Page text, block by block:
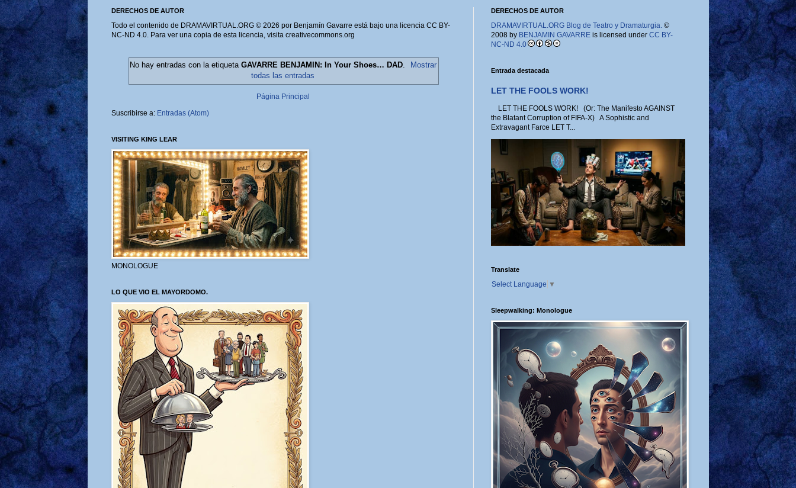
DERECHOS DE AUTOR
Todo el contenido de DRAMAVIRTUAL.ORG © 2026 por Benjamín Gavarre está bajo una licencia CC BY-
NC-ND 4.0. Para ver una copia de esta licencia, visita creativecommons.org
No hay entradas con la etiqueta GAVARRE BENJAMIN: In Your Shoes… DAD.
Mostrar
todas las entradas
Página Principal
Suscribirse a: Entradas (Atom)
VISITING KING LEAR
MONOLOGUE
LO QUE VIO EL MAYORDOMO.
DERECHOS DE AUTOR
DRAMAVIRTUAL.ORG Blog de Teatro y Dramaturgia.©
2008 by BENJAMIN GAVARREis licensed under CC BY-
NC-ND 4.0
Entrada destacada
LET THE FOOLS WORK!
LET THE FOOLS WORK! (Or: The Manifesto AGAINST
the Blatant Corruption of FIFA-X) A Sophistic and
Extravagant Farce LET T...
Translate
Select Language ▼
Sleepwalking: Monologue